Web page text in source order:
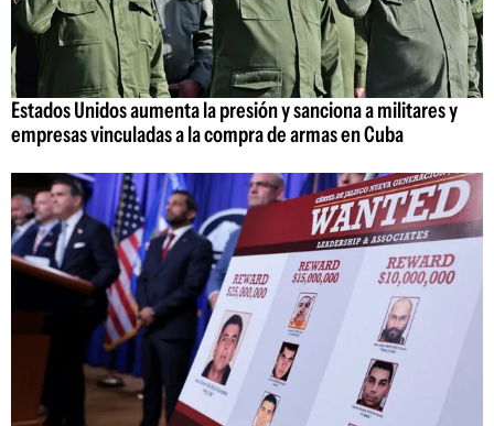
Estados Unidos aumenta la presión y sanciona a militares y
empresas vinculadas a la compra de armas en Cuba